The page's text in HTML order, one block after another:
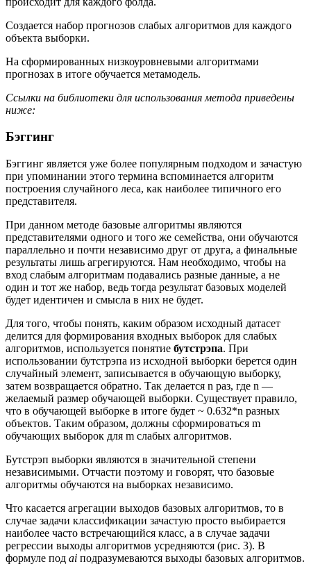
Создается набор прогнозов слабых алгоритмов для каждого
объекта выборки.
На сформированных низкоуровневыми алгоритмами
прогнозах в итоге обучается метамодель.
Ссылки на библиотеки для использования метода приведены
ниже:
Бэггинг
Бэггинг является уже более популярным подходом и зачастую
при упоминании этого термина вспоминается алгоритм
построения случайного леса, как наиболее типичного его
представителя.
При данном методе базовые алгоритмы являются
представителями одного и того же семейства, они обучаются
параллельно и почти независимо друг от друга, а финальные
результаты лишь агрегируются. Нам необходимо, чтобы на
вход слабым алгоритмам подавались разные данные, а не
один и тот же набор, ведь тогда результат базовых моделей
будет идентичен и смысла в них не будет.
Для того, чтобы понять, каким образом исходный датасет
делится для формирования входных выборок для слабых
алгоритмов, используется понятие бутстрэпа. При
использовании бутстрэпа из исходной выборки берется один
случайный элемент, записывается в обучающую выборку,
затем возвращается обратно. Так делается n раз, где n —
желаемый размер обучающей выборки. Существует правило,
что в обучающей выборке в итоге будет ~ 0.632*n разных
объектов. Таким образом, должны сформироваться m
обучающих выборок для m слабых алгоритмов.
Бутстрэп выборки являются в значительной степени
независимыми. Отчасти поэтому и говорят, что базовые
алгоритмы обучаются на выборках независимо.
Что касается агрегации выходов базовых алгоритмов, то в
случае задачи классификации зачастую просто выбирается
наиболее часто встречающийся класс, а в случае задачи
регрессии выходы алгоритмов усредняются (рис. 3). В
формуле под ai подразумеваются выходы базовых алгоритмов.